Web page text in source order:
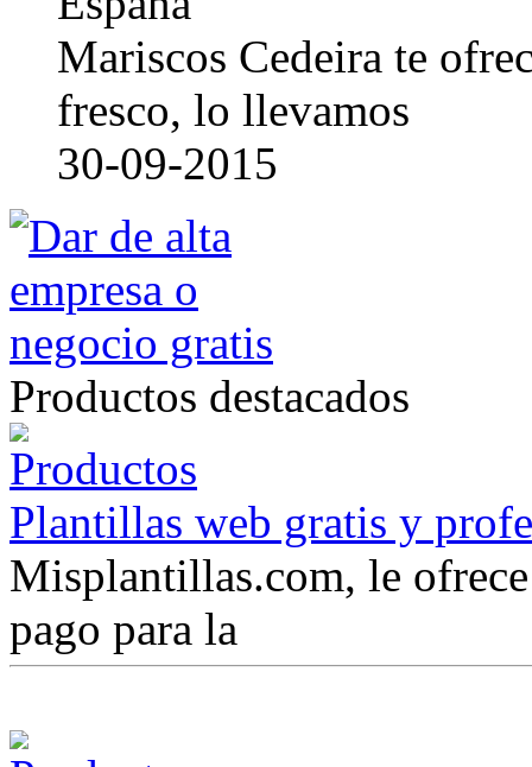
Mariscos Cedeira te
fresco, lo llevamos
30-09-2015
Productos destacados
Plantillas web gratis y
Misplantillas.com, le
pago para la